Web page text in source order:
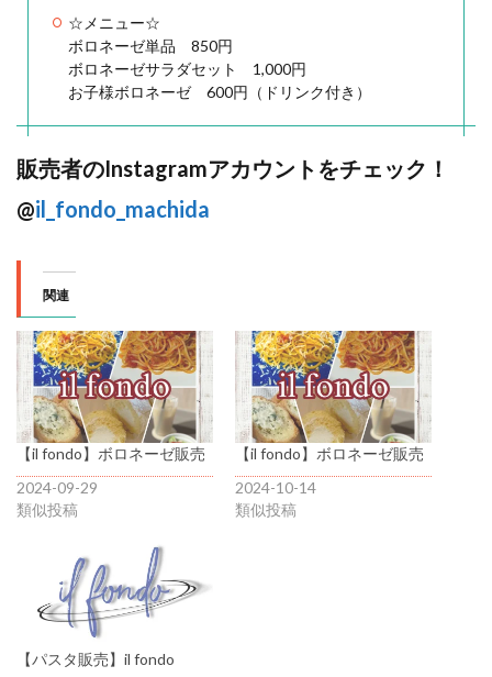
☆メニュー☆
ボロネーゼ単品 850円
ボロネーゼサラダセット 1,000円
お子様ボロネーゼ 600円（ドリンク付き）
販売者のInstagramアカウントをチェック！
@il_fondo_machida
関連
【il fondo】ボロネーゼ販売
2024-09-29
類似投稿
【il fondo】ボロネーゼ販売
2024-10-14
類似投稿
【パスタ販売】il fondo